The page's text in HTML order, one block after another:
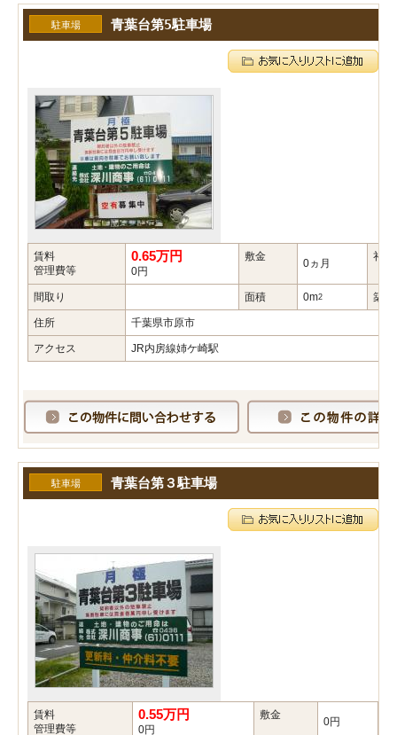
駐車場 青葉台第5駐車場
賃料
管理費等
0.65万円
0円
敷金
0ヵ月
礼金
間取り 面積 0m2 築年
住所 千葉県市原市
アクセス JR内房線姉ケ崎駅
駐車場 青葉台第３駐車場
賃料
管理費等
0.55万円
0円
敷金
0円